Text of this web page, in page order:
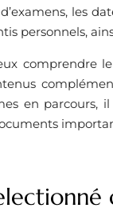
les
personnels,
comprendre
en parcours,